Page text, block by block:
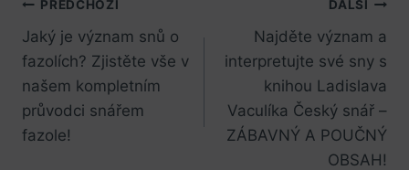
Navigace
pro
příspěvek
PŘEDCHOZÍ
Jaký je význam snů o
fazolích? Zjistěte vše v
našem kompletním
průvodci snářem
fazole!
DALŠÍ
Najděte význam a
interpretujte své sny s
knihou Ladislava
Vaculíka Český snář –
ZÁBAVNÝ A POUČNÝ
OBSAH!